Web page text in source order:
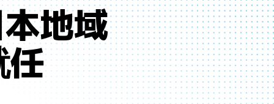
地域